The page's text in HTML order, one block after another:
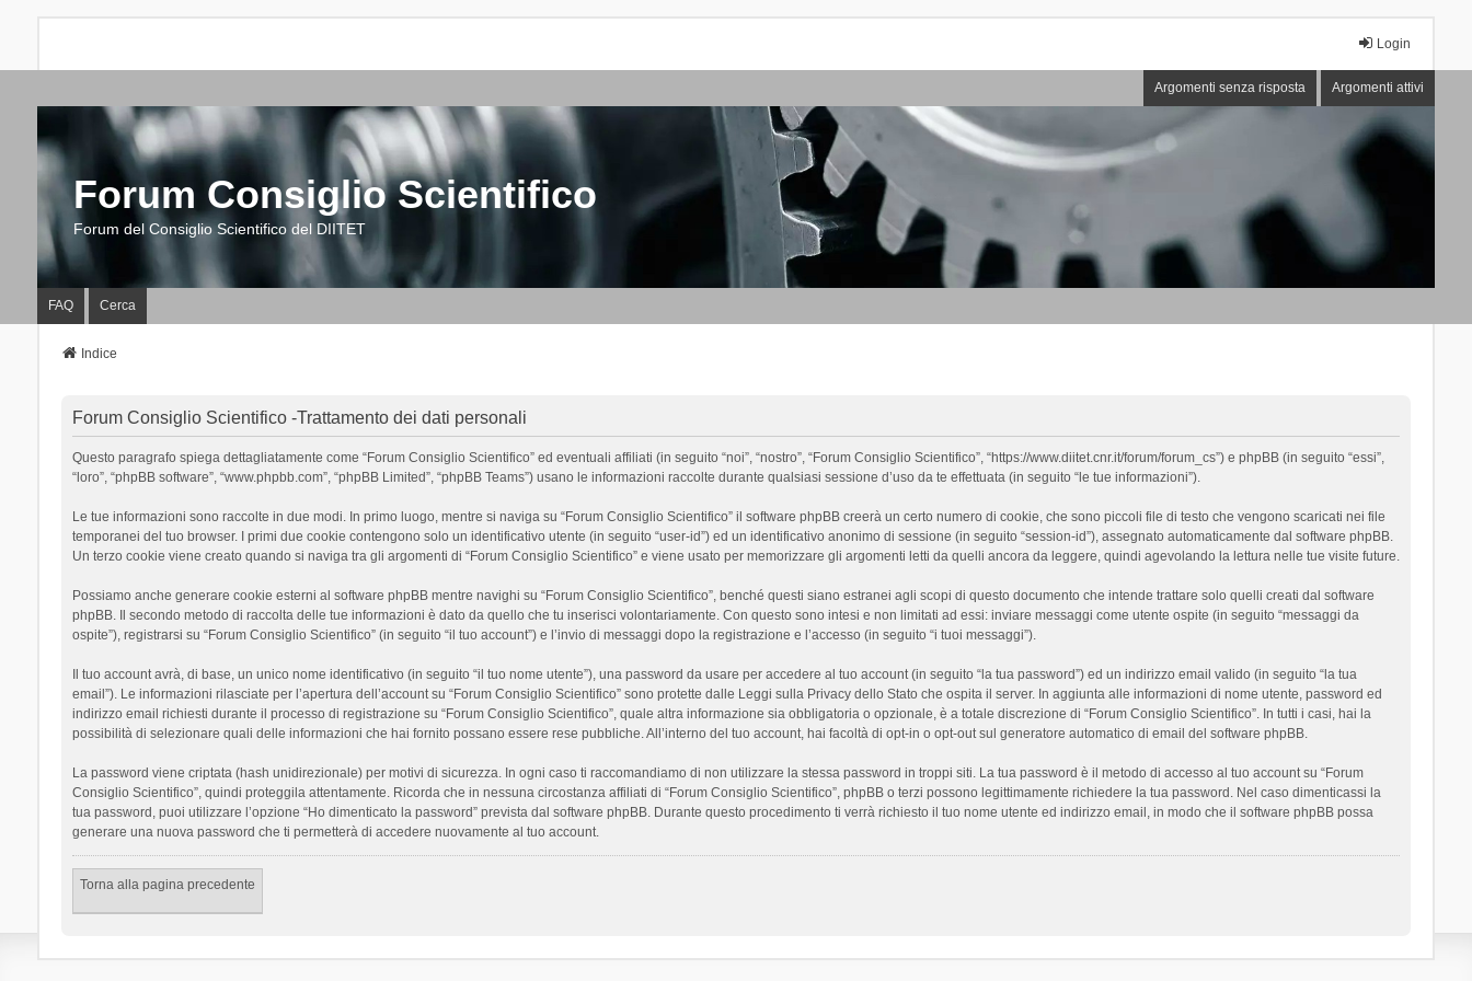
Login
Argomenti senza risposta Argomenti attivi
Forum Consiglio Scientifico
Forum del Consiglio Scientifico del DIITET
FAQ Cerca
Indice
Forum Consiglio Scientifico -Trattamento dei dati personali
Questo paragrafo spiega dettagliatamente come “Forum Consiglio Scientifico” ed eventuali affiliati (in seguito “noi”, “nostro”, “Forum Consiglio Scientifico”, “https://www.diitet.cnr.it/forum/forum_cs”) e phpBB (in seguito “essi”,
“loro”, “phpBB software”, “www.phpbb.com”, “phpBB Limited”, “phpBB Teams”) usano le informazioni raccolte durante qualsiasi sessione d’uso da te effettuata (in seguito “le tue informazioni”).
Le tue informazioni sono raccolte in due modi. In primo luogo, mentre si naviga su “Forum Consiglio Scientifico” il software phpBB creerà un certo numero di cookie, che sono piccoli file di testo che vengono scaricati nei file
temporanei del tuo browser. I primi due cookie contengono solo un identificativo utente (in seguito “user-id”) ed un identificativo anonimo di sessione (in seguito “session-id”), assegnato automaticamente dal software phpBB.
Un terzo cookie viene creato quando si naviga tra gli argomenti di “Forum Consiglio Scientifico” e viene usato per memorizzare gli argomenti letti da quelli ancora da leggere, quindi agevolando la lettura nelle tue visite future.
Possiamo anche generare cookie esterni al software phpBB mentre navighi su “Forum Consiglio Scientifico”, benché questi siano estranei agli scopi di questo documento che intende trattare solo quelli creati dal software
phpBB. Il secondo metodo di raccolta delle tue informazioni è dato da quello che tu inserisci volontariamente. Con questo sono intesi e non limitati ad essi: inviare messaggi come utente ospite (in seguito “messaggi da
ospite”), registrarsi su “Forum Consiglio Scientifico” (in seguito “il tuo account”) e l’invio di messaggi dopo la registrazione e l’accesso (in seguito “i tuoi messaggi”).
Il tuo account avrà, di base, un unico nome identificativo (in seguito “il tuo nome utente”), una password da usare per accedere al tuo account (in seguito “la tua password”) ed un indirizzo email valido (in seguito “la tua
email”). Le informazioni rilasciate per l’apertura dell’account su “Forum Consiglio Scientifico” sono protette dalle Leggi sulla Privacy dello Stato che ospita il server. In aggiunta alle informazioni di nome utente, password ed
indirizzo email richiesti durante il processo di registrazione su “Forum Consiglio Scientifico”, quale altra informazione sia obbligatoria o opzionale, è a totale discrezione di “Forum Consiglio Scientifico”. In tutti i casi, hai la
possibilità di selezionare quali delle informazioni che hai fornito possano essere rese pubbliche. All’interno del tuo account, hai facoltà di opt-in o opt-out sul generatore automatico di email del software phpBB.
La password viene criptata (hash unidirezionale) per motivi di sicurezza. In ogni caso ti raccomandiamo di non utilizzare la stessa password in troppi siti. La tua password è il metodo di accesso al tuo account su “Forum
Consiglio Scientifico”, quindi proteggila attentamente. Ricorda che in nessuna circostanza affiliati di “Forum Consiglio Scientifico”, phpBB o terzi possono legittimamente richiedere la tua password. Nel caso dimenticassi la
tua password, puoi utilizzare l’opzione “Ho dimenticato la password” prevista dal software phpBB. Durante questo procedimento ti verrà richiesto il tuo nome utente ed indirizzo email, in modo che il software phpBB possa
generare una nuova password che ti permetterà di accedere nuovamente al tuo account.
Torna alla pagina precedente